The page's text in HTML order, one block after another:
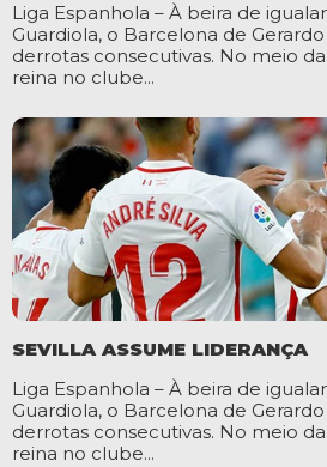
Liga Espanhola – À beira de
Guardiola, o Barcelona de
derrotas consecutivas. No meio
reina no clube...
SEVILLA ASSUME LIDERANÇA
Liga Espanhola – À beira de
Guardiola, o Barcelona de
derrotas consecutivas. No meio
reina no clube...